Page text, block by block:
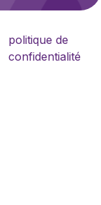
politique de
confidentialité